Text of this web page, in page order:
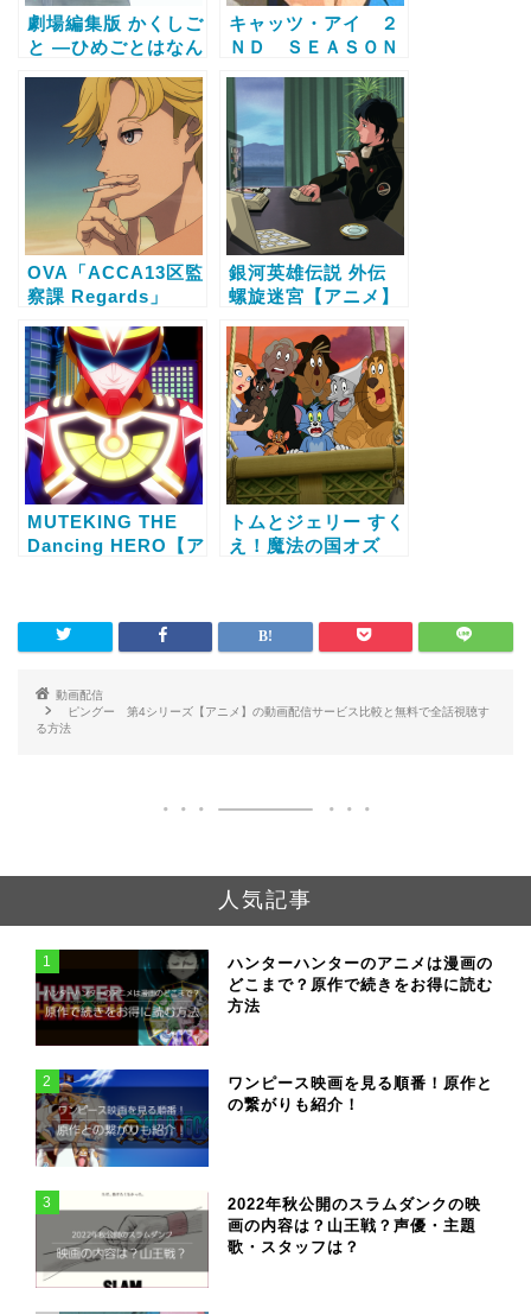
劇場編集版 かくしご
と ―ひめごとはなん
の動画配信サービス
比較と無料で全話視
聴する方法
キャッツ・アイ ２
ＮＤ ＳＥＡＳＯＮ
信サービス比較と無
料で全話視聴する方
法
OVA「ACCA13区監
察課 Regards」
信サービス比較と無
料で全話視聴する方
法
銀河英雄伝説 外伝
螺旋迷宮【アニメ】
比較と無料で全話視
聴する方法
MUTEKING THE
Dancing HERO【ア
トムとジェリー すく
え！魔法の国オズ
動画配信
ピングー 第4シリーズ【アニメ】の動画配信サービス比較と無料で全話視聴す
る方法
人気記事
1
ハンターハンターのアニメは漫画の
どこまで？原作で続きをお得に読む
方法
2
ワンピース映画を見る順番！原作と
の繋がりも紹介！
3
2022年秋公開のスラムダンクの映
画の内容は？山王戦？声優・主題
歌・スタッフは？